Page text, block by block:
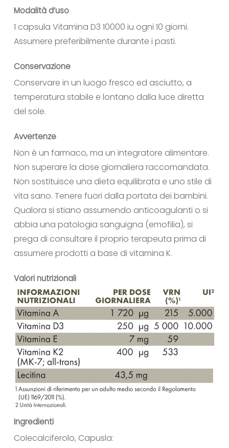
Modalità d’uso
1 capsula Vitamina D3 10000 iu ogni 10 giorni.
Assumere preferibilmente durante i pasti.
Conservazione
Conservare in un luogo fresco ed asciutto, a
temperatura stabile e lontano dalla luce diretta
del sole.
Avvertenze
Non è un farmaco, ma un integratore alimentare.
Non superare la dose giornaliera raccomandata.
Non sostituisce una dieta equilibrata e uno stile di
vita sano. Tenere fuori dalla portata dei bambini.
Qualora si stiano assumendo anticoagulanti o si
abbia una patologia sanguigna (emofilia), si
prega di consultare il proprio terapeuta prima di
assumere prodotti a base di vitamina K.
Valori nutrizionali
Ingredienti
Colecalciferolo, Capusla: